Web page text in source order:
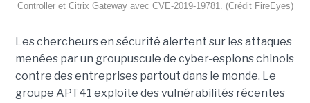
Controller et Citrix Gateway avec CVE-2019-19781. (Crédit FireEyes)
Les chercheurs en sécurité alertent sur les attaques
menées par un groupuscule de cyber-espions chinois
contre des entreprises partout dans le monde. Le
groupe APT41 exploite des vulnérabilités récentes